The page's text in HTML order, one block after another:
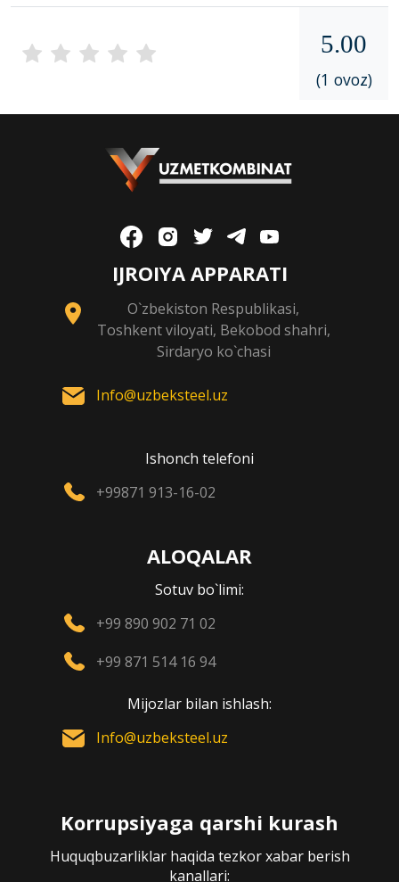
5.00
(1 ovoz)
IJROIYA APPARATI
O`zbekiston Respublikasi,
Toshkent viloyati, Bekobod shahri,
Sirdaryo ko`chasi
Info@uzbeksteel.uz
Ishonch telefoni
+99871 913-16-02
ALOQALAR
Sotuv bo`limi:
+99 890 902 71 02
+99 871 514 16 94
Mijozlar bilan ishlash:
Info@uzbeksteel.uz
Korrupsiyaga qarshi kurash
Huquqbuzarliklar haqida tezkor xabar berish
kanallari: